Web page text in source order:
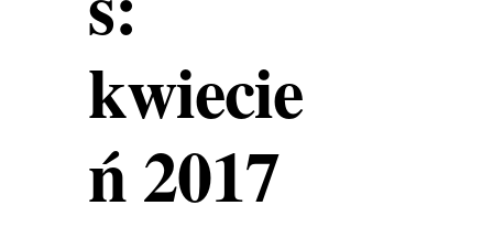
kwiecie
ń 2017